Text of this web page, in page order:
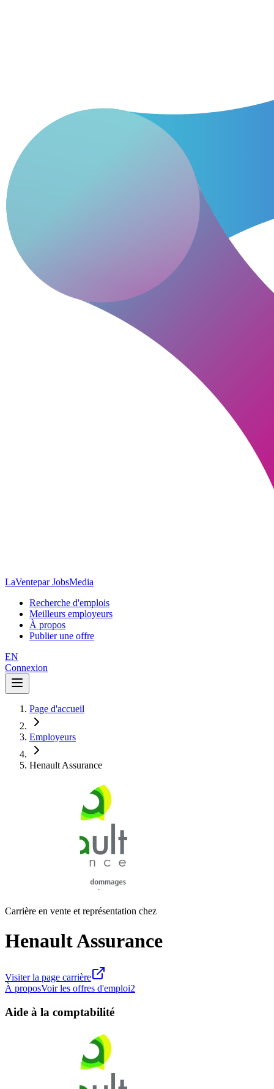
LaVentepar JobsMedia
Recherche d'emplois
Meilleurs employeurs
À propos
Publier une offre
EN
Connexion
Page d'accueil
Employeurs
Henault Assurance
Carrière en vente et représentation chez
Henault Assurance
Visiter la page carrière
À proposVoir les offres d'emploi2
Aide à la comptabilité